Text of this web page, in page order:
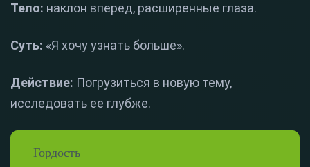
Тело: наклон вперед, расширенные глаза.
Суть: «Я хочу узнать больше».
Действие: Погрузиться в новую тему,
исследовать ее глубже.
Гордость